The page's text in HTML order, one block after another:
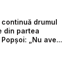
drumul
din partea
„Nu ave...